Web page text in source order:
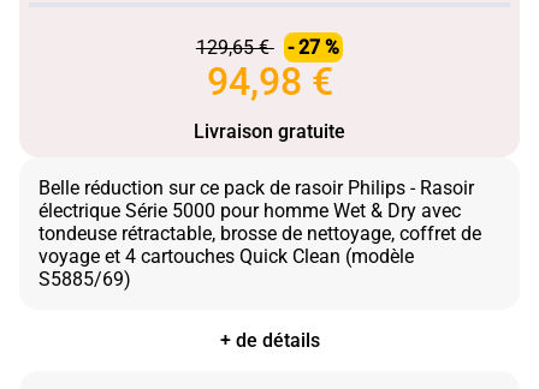
129,65 € - 27 %
94,98 €
Livraison gratuite
Belle réduction sur ce pack de rasoir Philips - Rasoir
électrique Série 5000 pour homme Wet & Dry avec
tondeuse rétractable, brosse de nettoyage, coffret de
voyage et 4 cartouches Quick Clean (modèle
+ de détails